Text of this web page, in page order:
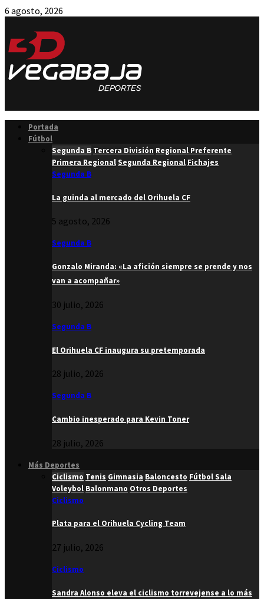
6 agosto, 2026
Portada
Fútbol
Segunda B Tercera División Regional Preferente
Primera RegionalSegunda Regional Fichajes
Segunda B
La guinda al mercado del Orihuela CF
5 agosto, 2026
Segunda B
Gonzalo Miranda: «La afición siempre se prende y nos
van a acompañar»
30 julio, 2026
Segunda B
El Orihuela CF inaugura su pretemporada
28 julio, 2026
Segunda B
Cambio inesperado para Kevin Toner
28 julio, 2026
Más Deportes
Ciclismo Tenis Gimnasia Baloncesto Fútbol Sala
Voleybol Balonmano Otros Deportes
Ciclismo
Plata para el Orihuela Cycling Team
27 julio, 2026
Ciclismo
Sandra Alonso eleva el ciclismo torrevejense a lo más